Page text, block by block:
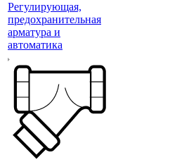
Регулирующая,
предохранительная
арматура и
автоматика